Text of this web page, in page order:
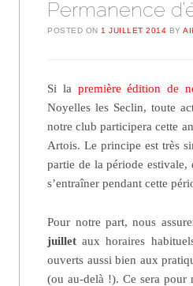
Permanence
POSTED ON1 JUILLET 2014 BY
Si la première édition de
Noyelles les Seclin, toute
notre club participera cette
Artois. Le principe est très
partie de la période
s’entraîner pendant cette
Pour notre part, nous
juillet aux horaires
ouverts aussi bien aux
(ou au-delà !). Ce sera pour